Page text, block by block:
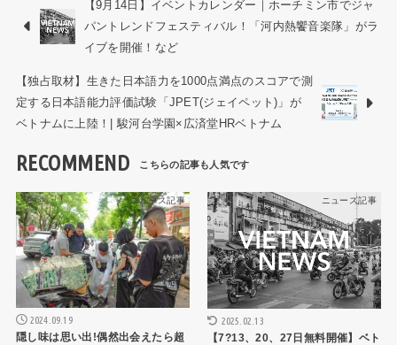
【9月14日】イベントカレンダー｜ホーチミン市でジャ
パントレンドフェスティバル！「河内熱饗音楽隊」がラ
イブを開催！など
【独占取材】生きた日本語力を1000点満点のスコアで測
定する日本語能力評価試験「JPET(ジェイペット)」が
ベトナムに上陸！| 駿河台学園×広済堂HRベトナム
RECOMMEND
ニュース記事
2024.09.19
隠し味は思い出!偶然出会えたら超
ニュース記事
2025.02.13
【7?13、20、27日無料開催】ベト